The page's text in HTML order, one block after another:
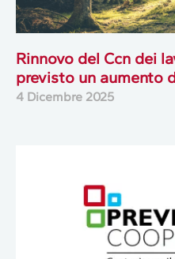
Rinnovo del Ccn dei
previsto un aumento
4 Dicembre 2025